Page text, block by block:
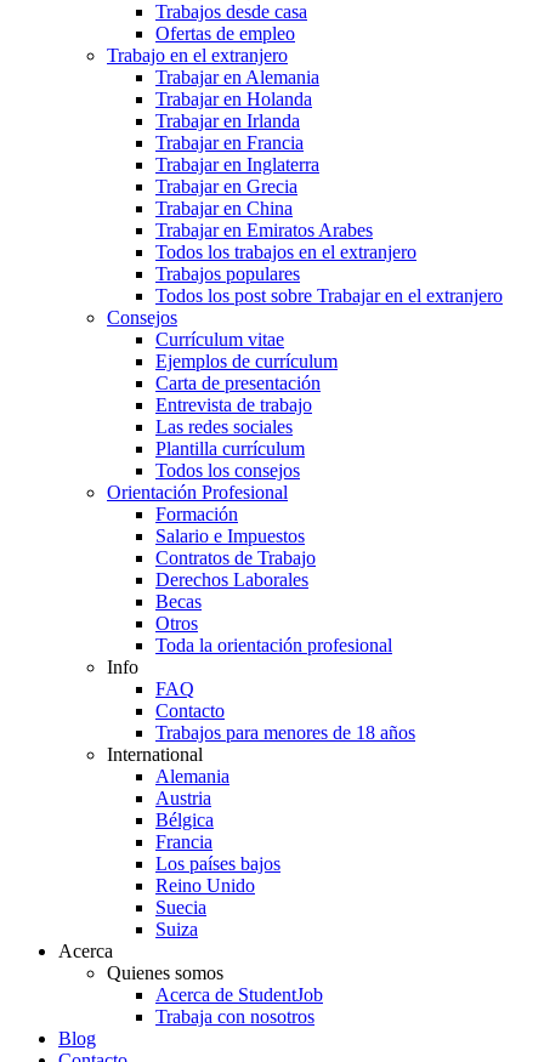
Trabajos desde casa
Ofertas de empleo
Trabajo en el extranjero
Trabajar en Alemania
Trabajar en Holanda
Trabajar en Irlanda
Trabajar en Francia
Trabajar en Inglaterra
Trabajar en Grecia
Trabajar en China
Trabajar en Emiratos Arabes
Todos los trabajos en el extranjero
Trabajos populares
Todos los post sobre Trabajar en el extranjero
Consejos
Currículum vitae
Ejemplos de currículum
Carta de presentación
Entrevista de trabajo
Las redes sociales
Plantilla currículum
Todos los consejos
Orientación Profesional
Formación
Salario e Impuestos
Contratos de Trabajo
Derechos Laborales
Becas
Otros
Toda la orientación profesional
Info
FAQ
Contacto
Trabajos para menores de 18 años
International
Alemania
Austria
Bélgica
Francia
Los países bajos
Reino Unido
Suecia
Suiza
Acerca
Quienes somos
Acerca de StudentJob
Trabaja con nosotros
Blog